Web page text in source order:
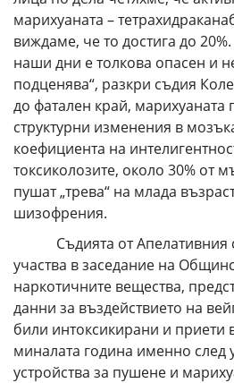
марихуаната –
виждаме, че то достига до
наши дни е толкова опасен и
подценява“, разкри съдия
до фатален край, марихуаната
структурни изменения в
коефициента на
токсиколозите, около 30% от
пушат „трева“ на млада
шизофрения.
Съдията от Апелативния
участва в заседание на
наркотичните вещества,
данни за въздействието на
били интоксикирани и приети
миналата година именно след
устройства за пушене и